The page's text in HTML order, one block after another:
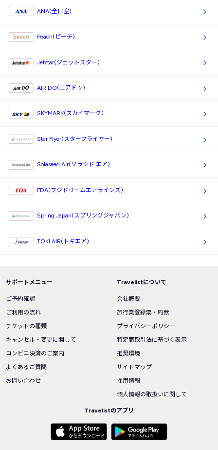
ANA(全日空)
Peach(ピーチ)
Jetstar(ジェットスター)
AIR DO(エアドゥ)
SKYMARK(スカイマーク)
Star Flyer(スターフライヤー)
Solaseed Air(ソラシド エア)
FDA(フジドリームエアラインズ)
Spring Japan(スプリングジャパン)
TOKI AIR(トキエア)
サポートメニュー
ご予約確認
ご利用の流れ
チケットの種類
キャンセル・変更に関して
コンビニ決済のご案内
よくあるご質問
お問い合わせ
Travelistについて
会社概要
旅行業登録票・約款
プライバシーポリシー
特定商取引法に基づく表示
推奨環境
サイトマップ
採用情報
個人情報の取扱いに関して
Travelistのアプリ